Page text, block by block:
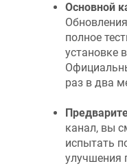
Основной
полное
установке
раз в два
канал, вы
испытать
улучшения